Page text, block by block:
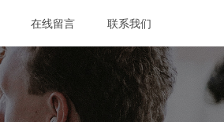
在线留言
在线留言
联系我们
联系我们